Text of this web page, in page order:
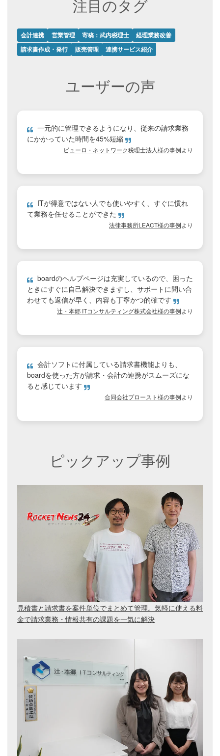
注目のタグ
会計連携 営業管理 寄稿：武内税理士
経理業務改善
請求書作成・発行
販売管理 連携サービス紹介
ユーザーの声
一元的に管理できるようになり、従来の請求業務
にかかっていた時間を45%短縮
ビューロ・ネットワーク税理士法人様の事例より
ITが得意ではない人でも使いやすく、すぐに慣れ
て業務を任せることができた
法律事務所LEACT様の事例より
boardのヘルプページは充実しているので、困った
ときにすぐに自己解決できますし、サポートに問い合
わせても返信が早く、内容も丁寧かつ的確です
辻・本郷 ITコンサルティング株式会社様の事例より
会計ソフトに付属している請求書機能よりも、
boardを使った方が請求・会計の連携がスムーズにな
ると感じています
合同会社プロースト様の事例より
ピックアップ事例
見積書と請求書を案件単位でまとめて管理。気軽に使える料
金で請求業務・情報共有の課題を一気に解決